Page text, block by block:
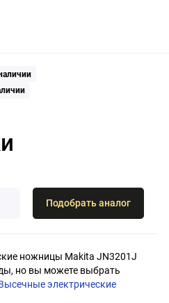
Подобрать аналог
ножницы Makita JN3201J
но вы можете выбрать
электрические